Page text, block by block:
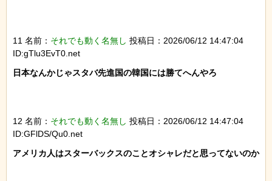
11 名前： それでも動く名無し 投稿日：2026/06/12 14:47:04
ID:gTlu3EvT0.net
日本なんかじゃスタバ先進国の韓国には勝てへんやろ
12 名前： それでも動く名無し 投稿日：2026/06/12 14:47:04
ID:GFlDS/Qu0.net
アメリカ人はスターバックスのことオシャレだと思ってないのか